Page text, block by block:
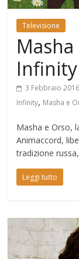
Mondo
Televisione
3 Febbraio 2016
Infinity, Masha e
Masha e Orso,
Animaccord,
tradizione
Leggi tutto